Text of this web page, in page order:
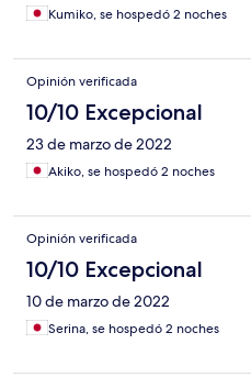
Kumiko, se hospedó 2 noches
Opinión verificada
10/10 Excepcional
23 de marzo de 2022
Akiko, se hospedó 2 noches
Opinión verificada
10/10 Excepcional
10 de marzo de 2022
Serina, se hospedó 2 noches